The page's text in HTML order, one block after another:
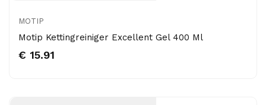
MOTIP
Motip Kettingreiniger Excellent Gel 400 Ml
€ 15.91